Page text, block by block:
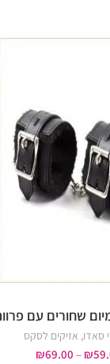
שחורים עם
סאדו, אזיקים לסקס
₪
–
₪69.00